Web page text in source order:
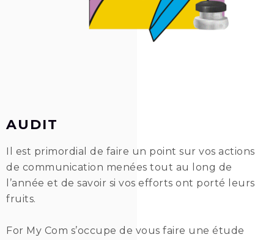
AUDIT
Il est primordial de faire un point sur vos actions
de communication menées tout au long de
l’année et de savoir si vos efforts ont porté leurs
fruits.
For My Com s’occupe de vous faire une étude